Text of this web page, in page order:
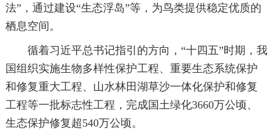
法”，通过建设“生态浮岛”等，为鸟类提供稳定优质的
栖息空间。
循着习近平总书记指引的方向，“十四五”时期，我
国组织实施生物多样性保护工程、重要生态系统保护
和修复重大工程、山水林田湖草沙一体化保护和修复
工程等一批标志性工程，完成国土绿化3660万公顷、
生态保护修复超540万公顷。